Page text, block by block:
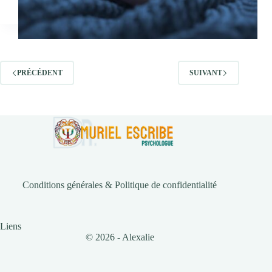
PRÉCÉDENT SUIVANT
Conditions générales & Politique de confidentialité
Liens
© 2026 - Alexalie